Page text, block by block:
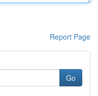
Report Page
Go